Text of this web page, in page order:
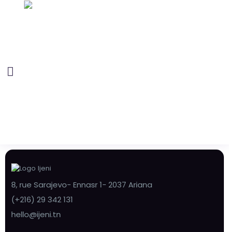
8, rue Sarajevo- Ennasr 1- 2037 Ariana
(+216) 29 342 131
hello@ijeni.tn